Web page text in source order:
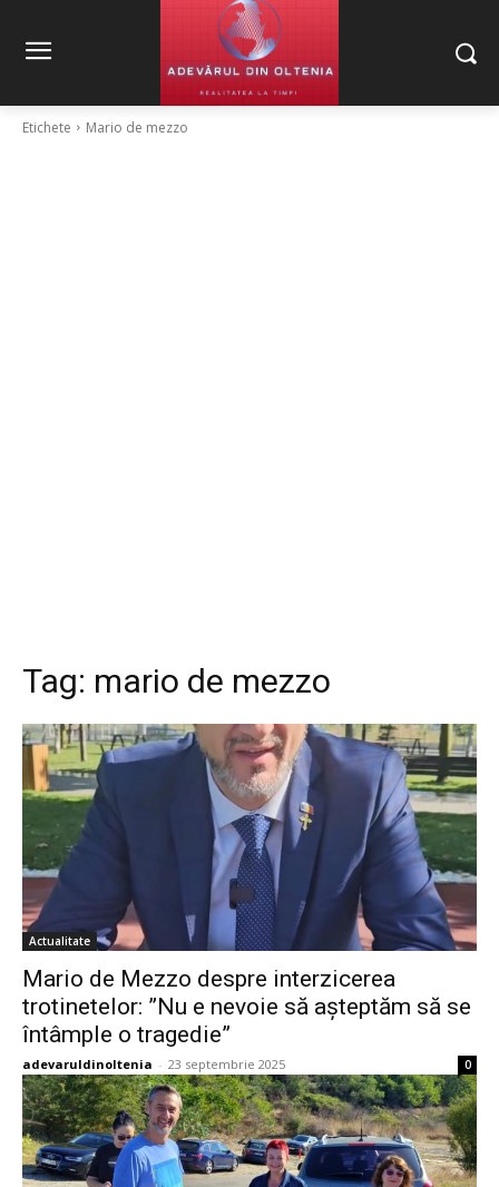
Etichete Mario de mezzo
Tag: mario de mezzo
Actualitate
Mario de Mezzo despre interzicerea
trotinetelor: ”Nu e nevoie să așteptăm să se
întâmple o tragedie”
adevaruldinoltenia - 23 septembrie 2025 0